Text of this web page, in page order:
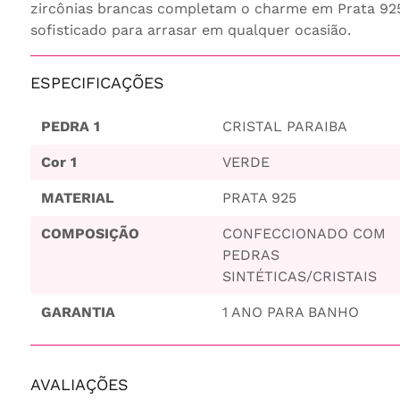
zircônias brancas completam o charme em Prata
sofisticado para arrasar em qualquer ocasião.
ESPECIFICAÇÕES
PEDRA 1 CRISTAL PARAIBA
Cor 1 VERDE
MATERIAL PRATA 925
COMPOSIÇÃO
CONFECCIONADO COM
PEDRAS
SINTÉTICAS/CRISTAIS
GARANTIA 1 ANO PARA BANHO
AVALIAÇÕES